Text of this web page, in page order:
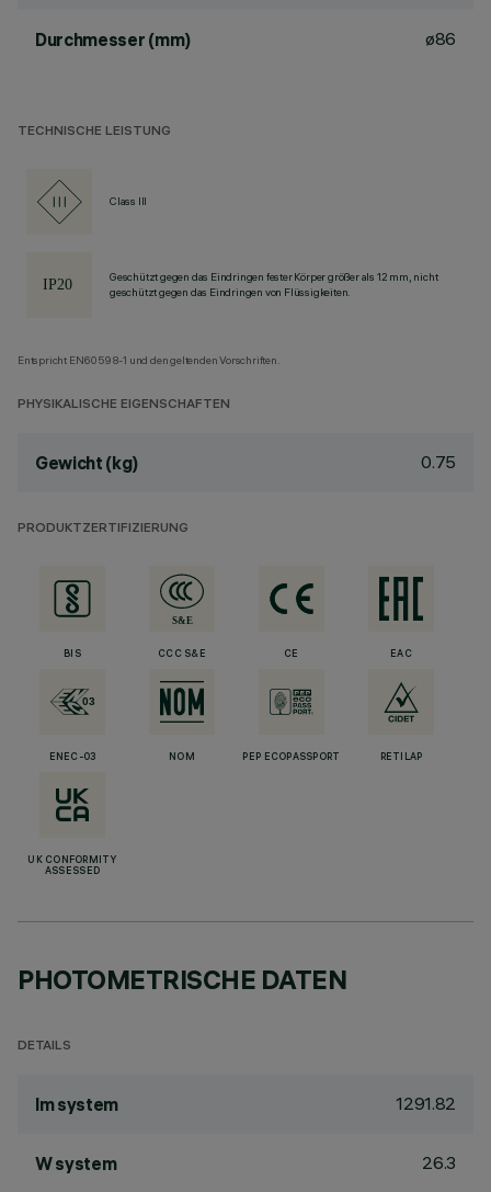
Durchmesser (mm) ø86
TECHNISCHE LEISTUNG
Class III
Geschützt gegen das Eindringen fester Körper größer als 12 mm, nicht
geschützt gegen das Eindringen von Flüssigkeiten.
Entspricht EN60598-1 und den geltenden Vorschriften.
PHYSIKALISCHE EIGENSCHAFTEN
Gewicht (kg) 0.75
PRODUKTZERTIFIZIERUNG
BIS CCC S&E CE EAC
ENEC-03 NOM PEP ECOPASSPORT RETILAP
UK CONFORMITY
ASSESSED
PHOTOMETRISCHE DATEN
DETAILS
lm system 1291.82
W system 26.3